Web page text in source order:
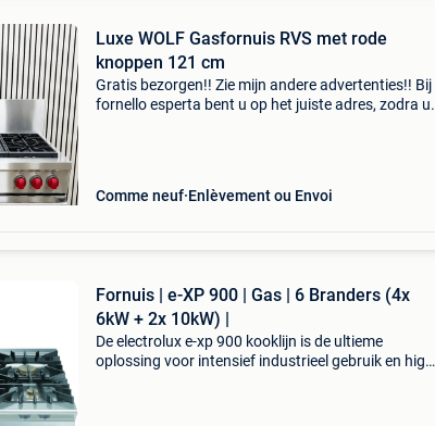
Luxe WOLF Gasfornuis RVS met rode
knoppen 121 cm
Gratis bezorgen!! Zie mijn andere advertenties!! Bij
fornello esperta bent u op het juiste adres, zodra u
Comme neuf Enlèvement ou Envoi
Fornuis | e-XP 900 | Gas | 6 Branders (4x
6kW + 2x 10kW) |
De electrolux e-xp 900 kooklijn is de ultieme
oplossing voor intensief industrieel gebruik en high-